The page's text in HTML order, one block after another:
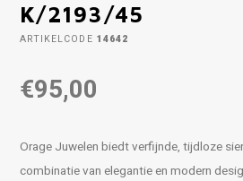
K/2193/45
ARTIKELCODE 14642
€95,00
Orage Juwelen biedt verfijnde, tijdloze
combinatie van elegantie en modern